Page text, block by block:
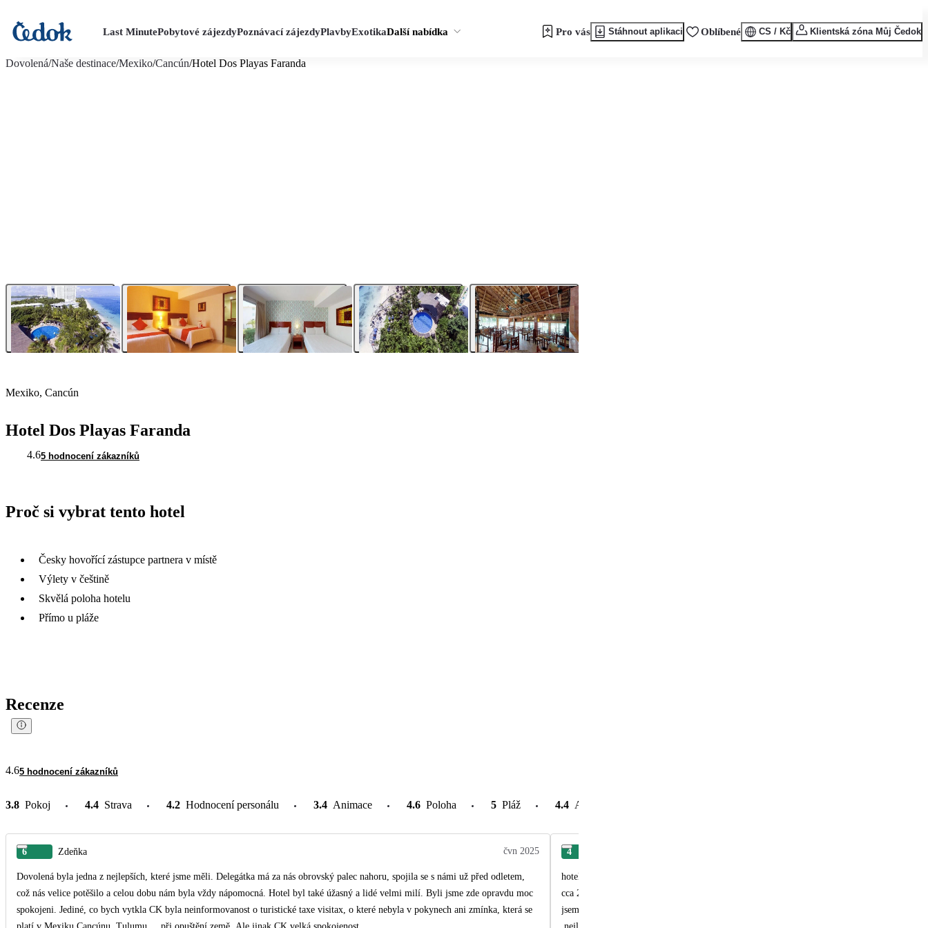
Last MinutePobytové zájezdyPoznávací zájezdyPlavbyExotikaDalší nabídka Pro vás Stáhnout aplikaci Oblíbené CS / Kč Klientská zóna Můj Čedok
Dovolená/Naše destinace/Mexiko/Cancún/Hotel Dos Playas Faranda
Mexiko, Cancún
Hotel Dos Playas Faranda
4.65 hodnocení zákazníků
Proč si vybrat tento hotel
Česky hovořící zástupce partnera v místě
Výlety v češtině
Skvělá poloha hotelu
Přímo u pláže
Recenze
4.65 hodnocení zákazníků
3.8 Pokoj 4.4 Strava 4.2 Hodnocení personálu 3.4 Animace 4.6 Poloha 5 Pláž 4.4 Atrakce v okolí
6 Zdeňka čvn 2025
Dovolená byla jedna z nejlepších, které jsme měli. Delegátka má za nás obrovský palec nahoru, spojila se s námi už před odletem,
což nás velice potěšilo a celou dobu nám byla vždy nápomocná. Hotel byl také úžasný a lidé velmi milí. Byli jsme zde opravdu moc
spokojeni. Jediné, co bych vytkla CK byla neinformovanost o turistické taxe visitax, o které nebyla v pokynech ani zmínka, která se
4
hotel odpovídá kat .3 - vše tak z 90 let min .století. opotřebované. Při noční bouřce natekla
cca 20 litru. Ve 4 hod ráno jsme se ženou uklízely. Od pokojské až v 10 hod. Dále přestal být fukční wc a jelikož
jsem si ho opravil sám. Na kapajicí odpad z umyvadla jsem si netroufl kvuli velké